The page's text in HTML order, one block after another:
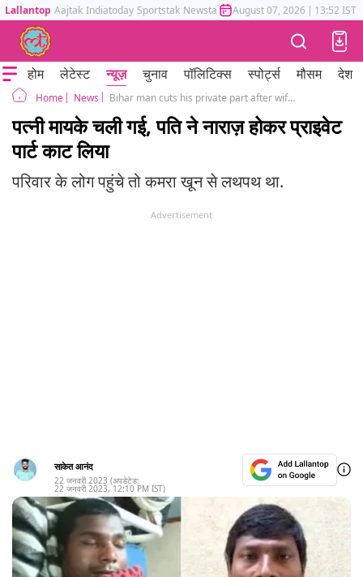
Lallantop Aajtak Indiatoday Sportstak Newstak Mumbai Tak Astrotak
August 07, 2026 | 13:52 IST
होम लेटेस्ट न्यूज़ चुनाव पॉलिटिक्स स्पोर्ट्स मौसम देश
Home News Bihar man cuts his private part after wife went to parents home
पत्नी मायके चली गई, पति ने नाराज़ होकर प्राइवेट
पार्ट काट लिया
परिवार के लोग पहुंचे तो कमरा खून से लथपथ था.
Advertisement
साकेत आनंद
22 जनवरी 2023 (अपडेटेड:
22 जनवरी 2023, 12:10 PM IST)